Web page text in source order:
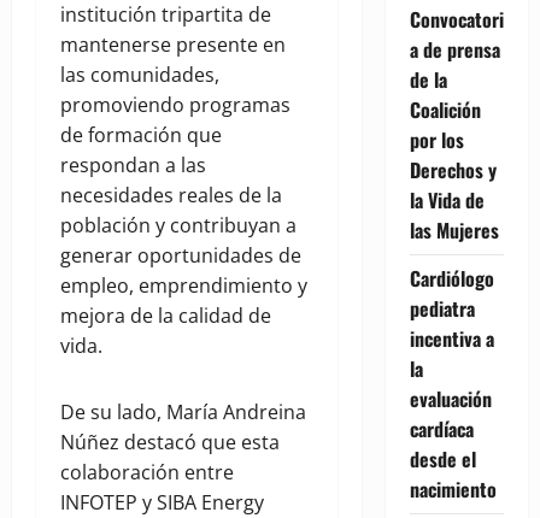
institución tripartita de
mantenerse presente en
las comunidades,
promoviendo programas
de formación que
respondan a las
necesidades reales de la
población y contribuyan a
generar oportunidades de
empleo, emprendimiento y
mejora de la calidad de
vida.
De su lado, María Andreina
Núñez destacó que esta
colaboración entre
INFOTEP y SIBA Energy
Convocatori
a de prensa
de la
Coalición
por los
Derechos y
la Vida de
las Mujeres
Cardiólogo
pediatra
incentiva a
la
evaluación
cardíaca
desde el
nacimiento